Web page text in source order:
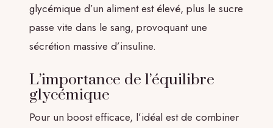
glycémique d’un aliment est élevé, plus le sucre
passe vite dans le sang, provoquant une
sécrétion massive d’insuline.
L’importance de l’équilibre
glycémique
Pour un boost efficace, l’idéal est de combiner